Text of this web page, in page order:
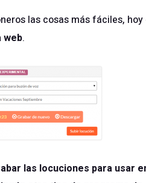
las cosas más fáciles,
web.
las locuciones para usar